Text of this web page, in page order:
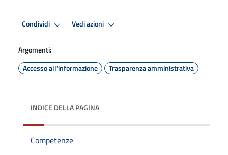
Condividi Vedi azioni
Argomenti:
Accesso all'informazione
Trasparenza amministrativa
INDICE DELLA PAGINA
Competenze